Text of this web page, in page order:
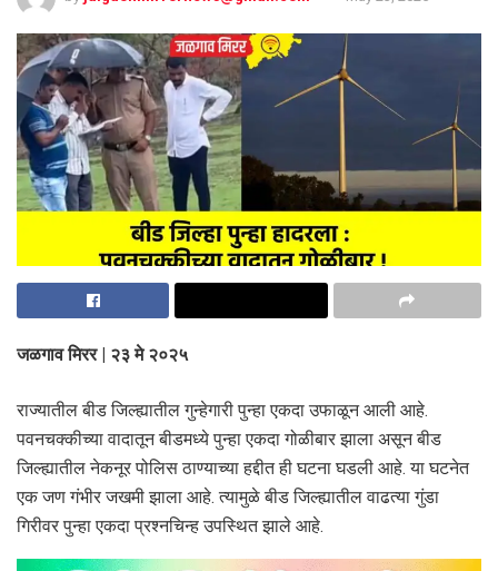
जळगाव मिरर | २३ मे २०२५
राज्यातील बीड जिल्ह्यातील गुन्हेगारी पुन्हा एकदा उफाळून आली आहे.
पवनचक्कीच्या वादातून बीडमध्ये पुन्हा एकदा गोळीबार झाला असून बीड
जिल्ह्यातील नेकनूर पोलिस ठाण्याच्या हद्दीत ही घटना घडली आहे. या घटनेत
एक जण गंभीर जखमी झाला आहे. त्यामुळे बीड जिल्ह्यातील वाढत्या गुंडा
गिरीवर पुन्हा एकदा प्रश्नचिन्ह उपस्थित झाले आहे.